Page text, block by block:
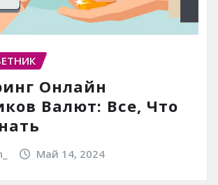
Онлайн
Валют: Все, Что
Май 14, 2024